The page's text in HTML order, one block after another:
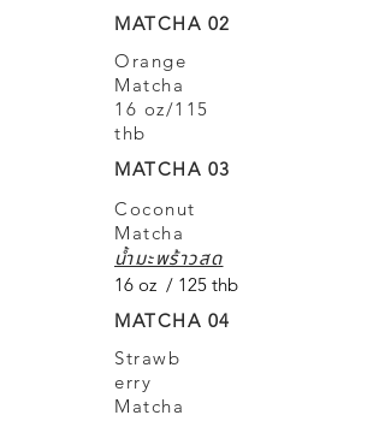
MATCHA 02
Orange
Matcha
16 oz/115
thb
MATCHA 03
Coconut
Matcha
น้ำมะพร้าวสด
16 oz / 125 thb
MATCHA 04
Strawb
erry
Matcha